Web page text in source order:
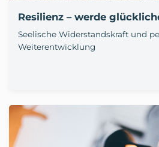
Resilienz – werde
Seelische Widerstandskraft und
Weiterentwicklung